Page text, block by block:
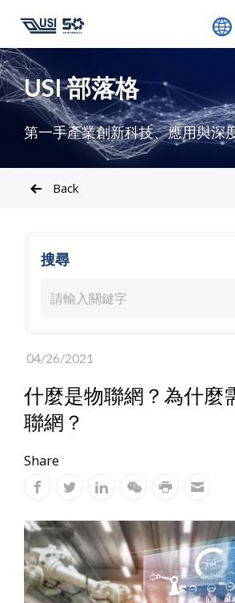
USI 部落格
第一手產業創新科技、應用與深
Back
搜尋
04/26/2021
什麼是物聯網？為什麼
聯網？
Share